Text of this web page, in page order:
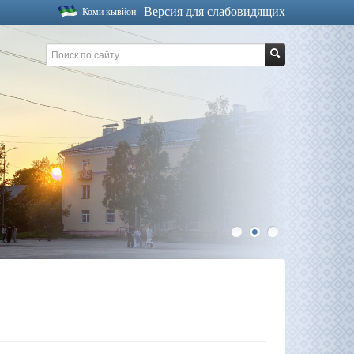
Версия для слабовидящих
Коми кывйöн
1 2 3